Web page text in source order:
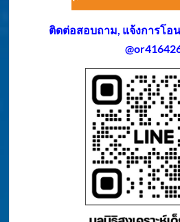
ติดต่อสอบถาม, แจ้งการโอน